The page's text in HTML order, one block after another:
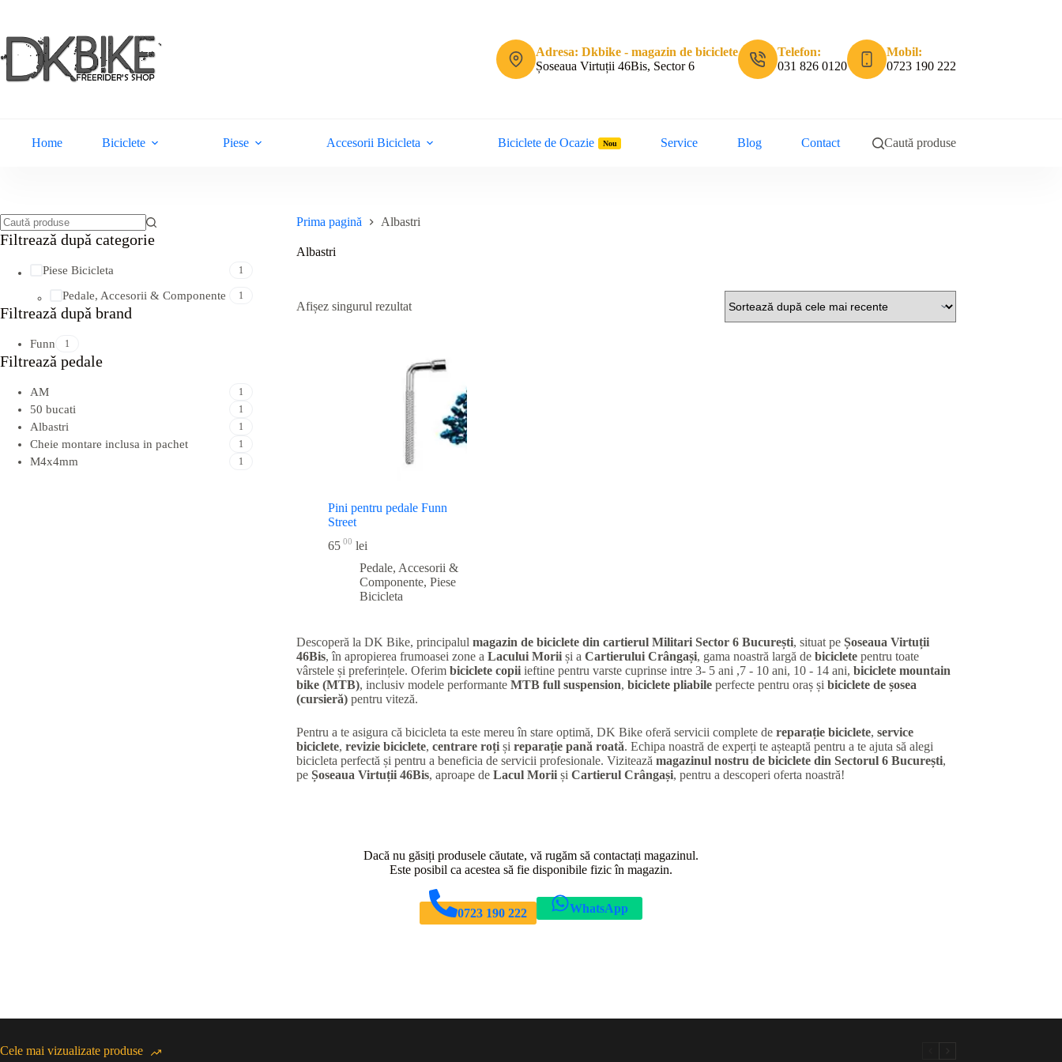
conținut
Adresa: Dkbike - magazin de biciclete
Șoseaua Virtuții 46Bis, Sector 6
Telefon:
031 826 0120
Mobil:
0723 190 222
Home Biciclete Piese Accesorii Bicicleta Biciclete de Ocazie Nou Service Blog Contact Caută produse
Prima pagină Albastri
Albastri
Afișez singurul rezultat
Pini pentru pedale Funn
Street
65 00 lei
Pedale, Accesorii &
Componente, Piese
Bicicleta
Descoperă la DK Bike, principalul magazin de biciclete din cartierul MilitariSector 6 București, situat pe Șoseaua Virtuții
46Bis, în apropierea frumoasei zone a Lacului Moriiși a Cartierului Crângași, gama noastră largă de bicicletepentru toate
vârstele și preferințele. Oferim biciclete copiiieftine pentru varste cuprinse intre 3- 5 ani ,7 - 10 ani, 10 - 14 ani, biciclete mountain
bike (MTB), inclusiv modele performante MTB full suspension, biciclete pliabileperfecte pentru oraș și biciclete de șosea
(cursieră)pentru viteză.
Pentru a te asigura că bicicleta ta este mereu în stare optimă, DK Bike oferă servicii complete de reparație biciclete, service
biciclete, revizie biciclete, centrare roțiși reparație pană roată. Echipa noastră de experți te așteaptă pentru a te ajuta să alegi
bicicleta perfectă și pentru a beneficia de servicii profesionale. Vizitează magazinul nostru de biciclete din Sectorul 6 București,
pe Șoseaua Virtuții 46Bis, aproape de Lacul Moriiși Cartierul Crângași, pentru a descoperi oferta noastră!
Niciun
Filtreazǎ dupǎ categorie
Piese Bicicleta 1
Pedale, Accesorii & Componente 1
Filtreazǎ dupǎ brand
Funn 1
Filtreazǎ pedale
AM 1
50 bucati 1
Albastri 1
Cheie montare inclusa in pachet 1
M4x4mm 1
Dacă nu găsiți produsele căutate, vă rugăm să contactați magazinul.
Este posibil ca acestea să fie disponibile fizic în magazin.
0723 190 222 WhatsApp
Cele mai vizualizate produse